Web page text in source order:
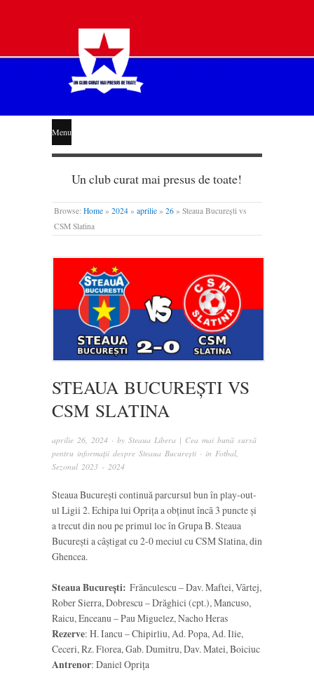
STEAUA
LIBERĂ
Menu
Un club curat mai presus de toate!
Browse: Home » 2024 » aprilie » 26 » Steaua București vs
CSM Slatina
STEAUA BUCUREȘTI VS
CSM SLATINA
aprilie 26, 2024 · by Steaua Libera | Cea mai bună sursă
pentru informații despre Steaua București · in Fotbal,
Sezonul 2023 - 2024
Steaua București continuă parcursul bun în play-out-
ul Ligii 2. Echipa lui Oprița a obținut încă 3 puncte și
a trecut din nou pe primul loc în Grupa B. Steaua
București a câștigat cu 2-0 meciul cu CSM Slatina, din
Ghencea.
Steaua București: Frănculescu – Dav. Maftei, Vârtej,
Rober Sierra, Dobrescu – Drăghici (cpt.), Mancuso,
Raicu, Enceanu – Pau Miguelez, Nacho Heras
Rezerve: H. Iancu – Chipirliu, Ad. Popa, Ad. Ilie,
Ceceri, Rz. Florea, Gab. Dumitru, Dav. Matei, Boiciuc
Antrenor: Daniel Oprița